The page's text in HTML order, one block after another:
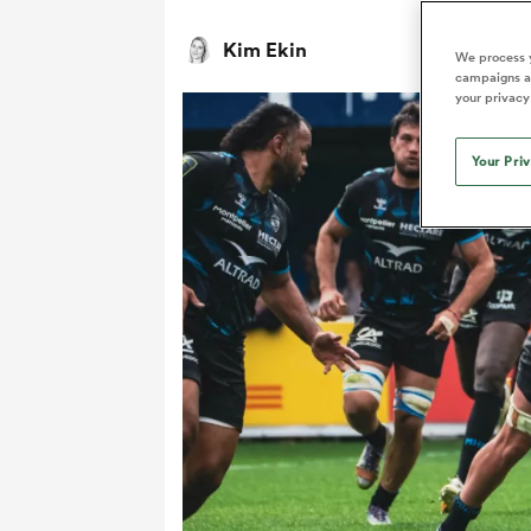
Kim Ekin
We process
campaigns
your
Your